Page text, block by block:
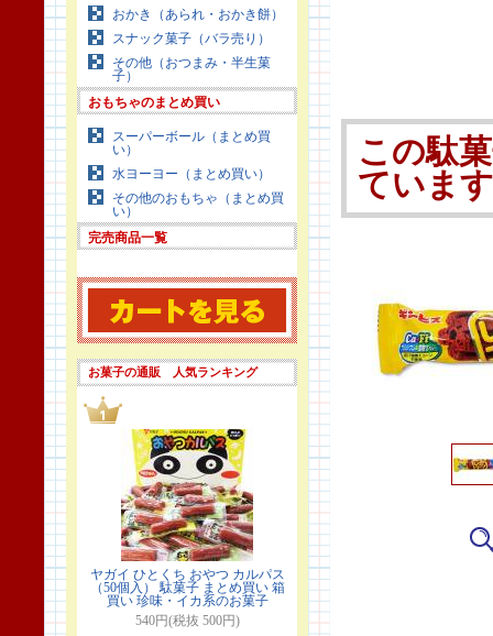
おかき（あられ・おかき餅）
スナック菓子（バラ売り）
その他（おつまみ・半生菓
子）
おもちゃのまとめ買い
スーパーボール（まとめ買
い）
水ヨーヨー（まとめ買い）
その他のおもちゃ（まとめ買
い）
完売商品一覧
お菓子の通販 人気ランキング
ヤガイ ひとくち おやつ カルパス
（50個入） 駄菓子 まとめ買い 箱
買い 珍味・イカ系のお菓子
540円(税抜 500円)
この駄
ていま